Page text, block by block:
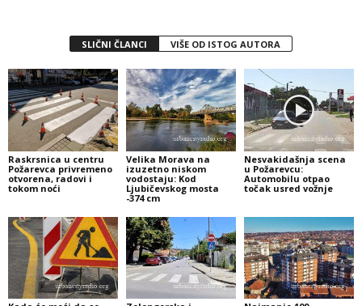
SLIČNI ČLANCI VIŠE OD ISTOG AUTORA
Raskrsnica u centru
Požarevca privremeno
otvorena, radovi i
tokom noći
Velika Morava na
izuzetno niskom
vodostaju: Kod
Ljubičevskog mosta
-374 cm
Nesvakidašnja scena
u Požarevcu:
Automobilu otpao
točak usred vožnje